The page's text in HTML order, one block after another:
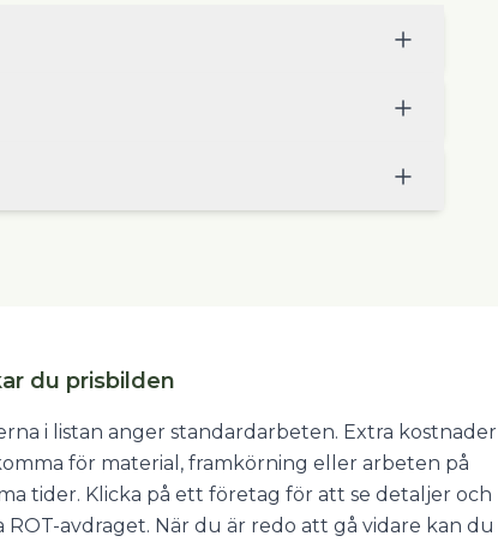
du prisbilden
i listan anger standardarbeten. Extra kostnader
för material, framkörning eller arbeten på
tider. Klicka på ett företag för att se detaljer och
ROT-avdraget. När du är redo att gå vidare kan du